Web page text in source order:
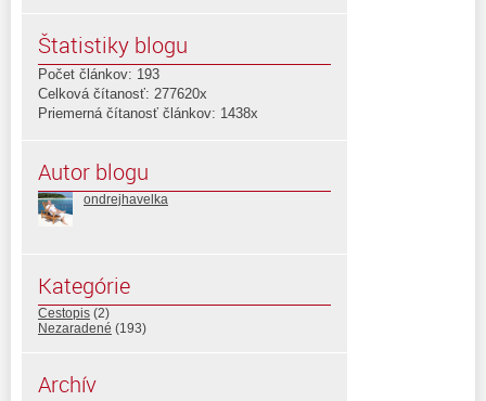
Štatistiky blogu
Počet článkov: 193
Celková čítanosť: 277620x
Priemerná čítanosť článkov: 1438x
Autor blogu
ondrejhavelka
Kategórie
Cestopis (2)
Nezaradené (193)
Archív